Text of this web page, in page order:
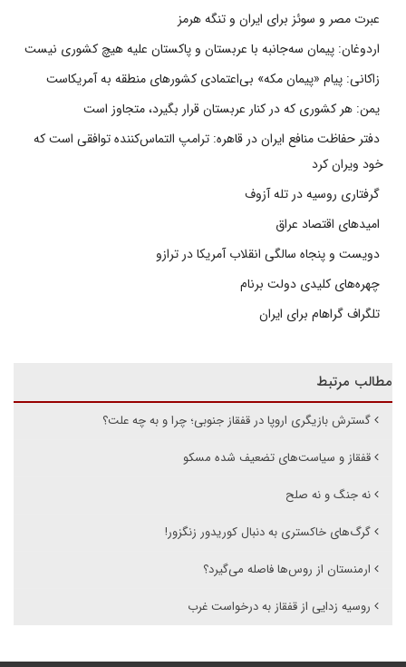
عبرت مصر و سوئز برای ایران و تنگه هرمز
اردوغان: پیمان سه‌جانبه با عربستان و پاکستان علیه هیچ کشوری نیست
زاکانی: پیام «پیمان مکه» بی‌اعتمادی کشورهای منطقه به آمریکاست
یمن: هر کشوری که در کنار عربستان قرار بگیرد، متجاوز است
دفتر حفاظت منافع ایران در قاهره: ترامپ التماس‌کننده توافقی است که
خود ویران کرد
گرفتاری روسیه در تله آزوف
امیدهای اقتصاد عراق
دویست و پنجاه سالگی انقلاب آمریکا در ترازو
چهره‌های کلیدی دولت برنام
تلگراف گراهام برای ایران
مطالب مرتبط
گسترش بازیگری اروپا در قفقاز جنوبی؛ چرا و به چه علت؟
قفقاز و سیاست‌های تضعیف شده مسکو
نه جنگ و نه صلح
گرگ‌های خاکستری به دنبال کوریدور زنگزور!
ارمنستان از روس‌ها فاصله می‌گیرد؟
روسیه زدایی از قفقاز به درخواست غرب